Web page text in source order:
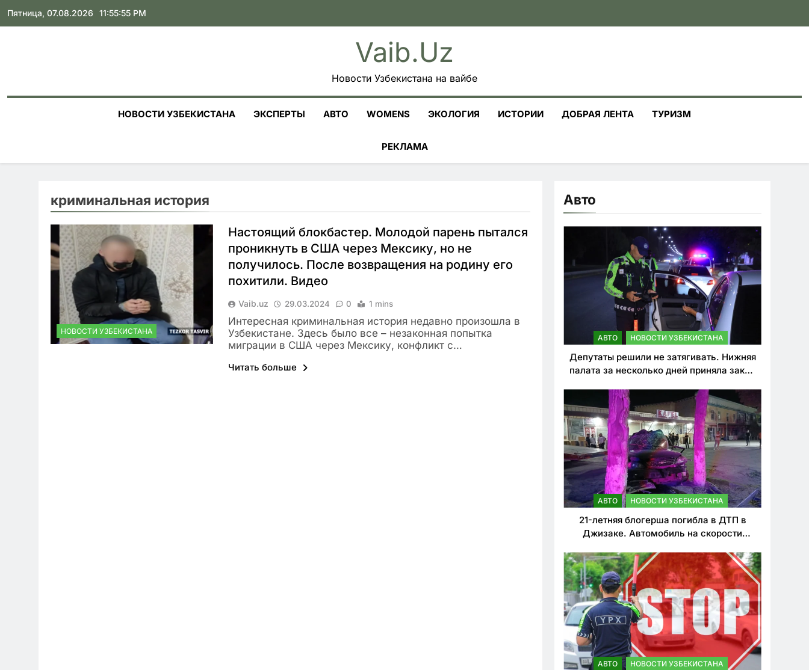
Skip
Пятница, 07.08.2026 11:55:56 PM
Vaib.uz
Новости Узбекистана на вайбе
НОВОСТИ УЗБЕКИСТАНА ЭКСПЕРТЫ АВТО WOMENS ЭКОЛОГИЯ ИСТОРИИ ДОБРАЯ ЛЕНТА ТУРИЗМ
РЕКЛАМА
криминальная история
НОВОСТИ УЗБЕКИСТАНА
Настоящий блокбастер. Молодой парень пытался
проникнуть в США через Мексику, но не
получилось. После возвращения на родину его
похитили. Видео
Vaib.uz 29.03.2024 0 1 mins
Интересная криминальная история недавно произошла в
Узбекистане. Здесь было все – незаконная попытка
миграции в США через Мексику, конфликт с…
Читать больше
Авто
АВТО НОВОСТИ УЗБЕКИСТАНА
Депутаты решили не затягивать. Нижняя
палата за несколько дней приняла закон
нарушителей ПДД
АВТО НОВОСТИ УЗБЕКИСТАНА
21-летняя блогерша погибла в ДТП в
Джизаке. Автомобиль на скорости
АВТО НОВОСТИ УЗБЕКИСТАНА